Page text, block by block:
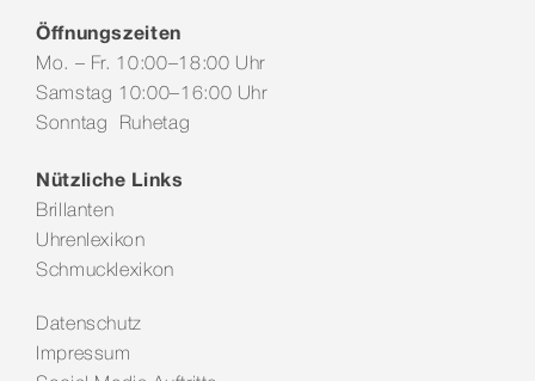
Öffnungszeiten
Mo. – Fr. 10:00–18:00 Uhr
Samstag 10:00–16:00 Uhr
Sonntag Ruhetag
Nützliche Links
Brillanten
Uhrenlexikon
Schmucklexikon
Datenschutz
Impressum